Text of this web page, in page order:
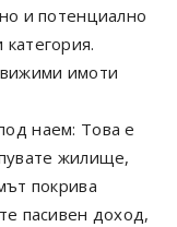
и потенциално
имоти
наем: Това е
жилище,
покрива
пасивен доход,